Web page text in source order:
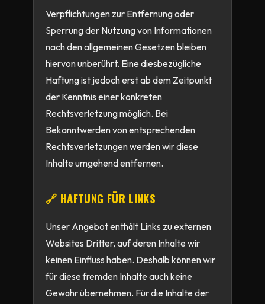
Verpflichtungen zur Entfernung oder
Sperrung der Nutzung von Informationen
nach den allgemeinen Gesetzen bleiben
hiervon unberührt. Eine diesbezügliche
Haftung ist jedoch erst ab dem Zeitpunkt
der Kenntnis einer konkreten
Rechtsverletzung möglich. Bei
Bekanntwerden von entsprechenden
Rechtsverletzungen werden wir diese
Inhalte umgehend entfernen.
🔗 HAFTUNG FÜR LINKS
Unser Angebot enthält Links zu externen
Websites Dritter, auf deren Inhalte wir
keinen Einfluss haben. Deshalb können wir
für diese fremden Inhalte auch keine
Gewähr übernehmen. Für die Inhalte der